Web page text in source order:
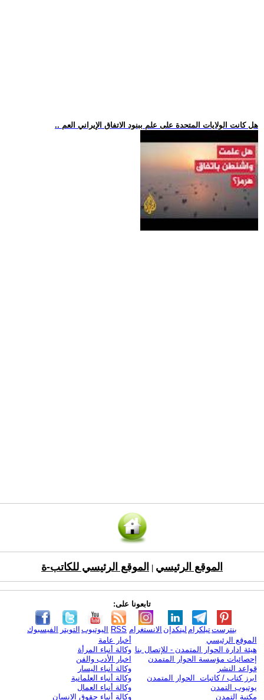
.. هل كانت الولايات المتحدة على علم ببنود الاتفاق الإيراني العم
الموقع الرئيسي الموقع الرئيسي للكاتب-ة
تابعونا على:
الفيسبوك التويتر اليوتيوب RSS الانستغرام لينكدإن تيلكرامبنترست
الموقع الرئيسي
هيئة ادارة الحوار المتمدن - للإتصال بنا
إحصائيات مؤسسة الحوار المتمدن
قواعد النشر
ابرز كتاب / كاتبات الحوار المتمدن
يوتيوب التمدن
مكتبة التمدن
أخبار عامة
وكالة أنباء المرأة
اخبار الأدب والفن
وكالة أنباء اليسار
وكالة أنباء العلمانية
وكالة أنباء العمال
وكالة أنباء حقوق الإنسان